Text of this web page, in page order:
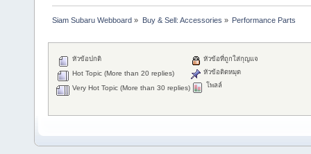
Siam Subaru Webboard » Buy & Sell: Accessories » Performance Parts
หัวข้อปกติ
Hot Topic (More than 20 replies)
Very Hot Topic (More than 30 replies)
หัวข้อที่ถูกใส่กุญแจ
หัวข้อติดหมุด
โพลล์